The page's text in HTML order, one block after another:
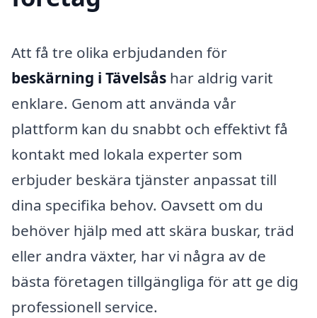
Att få tre olika erbjudanden för
beskärning i Tävelsås har aldrig varit
enklare. Genom att använda vår
plattform kan du snabbt och effektivt få
kontakt med lokala experter som
erbjuder beskära tjänster anpassat till
dina specifika behov. Oavsett om du
behöver hjälp med att skära buskar, träd
eller andra växter, har vi några av de
bästa företagen tillgängliga för att ge dig
professionell service.